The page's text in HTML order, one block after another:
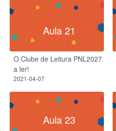
Aula 21
O Clube de Leitura PNL2027
a ler!
2021-04-07
Aula 23